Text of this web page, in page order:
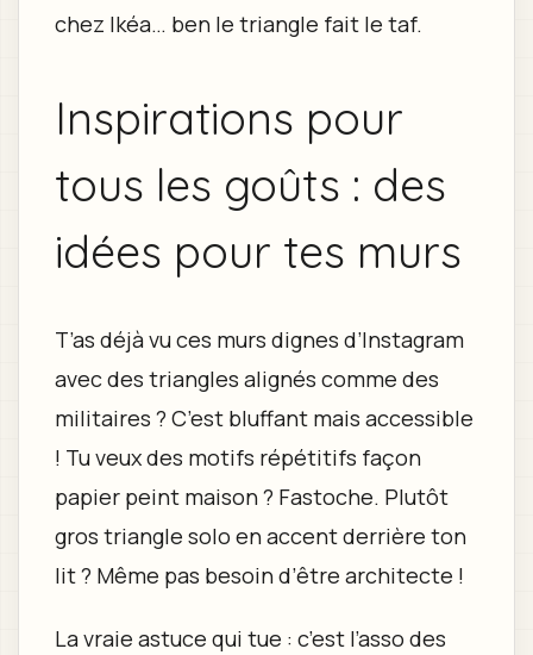
chez Ikéa… ben le triangle fait le taf.
Inspirations pour
tous les goûts : des
idées pour tes murs
T’as déjà vu ces murs dignes d’Instagram
avec des triangles alignés comme des
militaires ? C’est bluffant mais accessible
! Tu veux des motifs répétitifs façon
papier peint maison ? Fastoche. Plutôt
gros triangle solo en accent derrière ton
lit ? Même pas besoin d’être architecte !
La vraie astuce qui tue : c’est l’asso des